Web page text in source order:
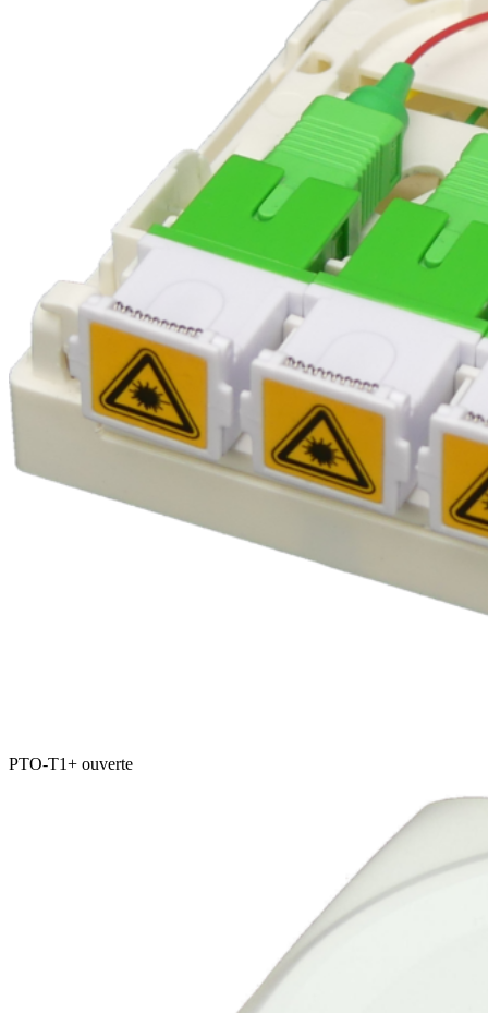
PTO-T1+ ouverte